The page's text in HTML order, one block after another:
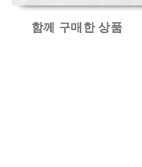
함께 구매한 상품